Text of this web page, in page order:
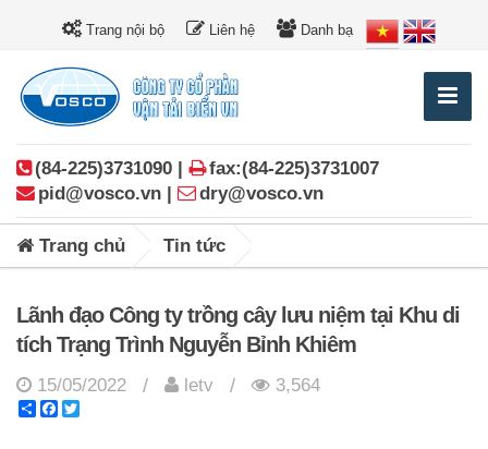
Trang nội bộ Liên hệ Danh bạ
(84-225)3731090 |
fax:(84-225)3731007
pid@vosco.vn |
dry@vosco.vn
Trang chủ Tin tức
Lãnh đạo Công ty trồng cây lưu niệm tại Khu di
tích Trạng Trình Nguyễn Bỉnh Khiêm
15/05/2022 / letv /
3,564
ShareFacebook